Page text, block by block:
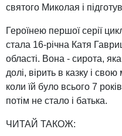
святого Миколая і
Героїнею першої серії
стала 16-річна Катя
області. Вона - сирота,
долі, вірить в казку і
коли їй було всього 7
потім не стало і батька.
ЧИТАЙ ТАКОЖ: